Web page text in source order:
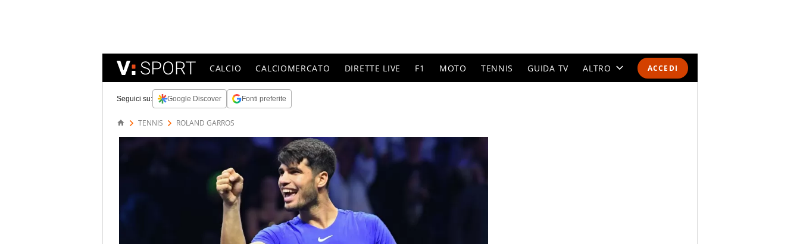
ACCEDI
CALCIO CALCIOMERCATO DIRETTE LIVE F1 MOTO TENNIS GUIDA TV ALTRO
Seguici su: Google Discover Fonti preferite
TENNIS ROLAND GARROS